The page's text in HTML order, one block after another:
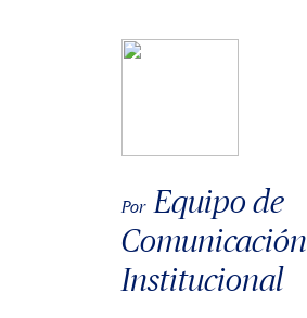
Por Equipo de
Comunicación
Institucional